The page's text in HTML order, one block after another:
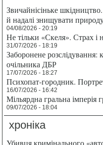
Звичайнісіньке
й надалі знищувати
04/08/2026 - 20:19
Не тільки «Скеля». Страх
31/07/2026 - 18:19
Заборонене розслідування:
очільника ДБР
17/07/2026 - 18:27
Психопат-городник.
16/07/2026 - 16:42
Мільярдна гральна
09/07/2026 - 18:04
хроніка
Убивця кримінального